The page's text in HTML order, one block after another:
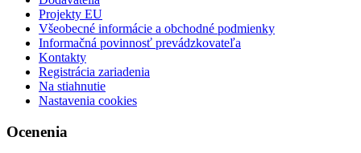
Projekty EU
Všeobecné informácie a obchodné podmienky
Informačná povinnosť prevádzkovateľa
Kontakty
Registrácia zariadenia
Na stiahnutie
Nastavenia cookies
Ocenenia